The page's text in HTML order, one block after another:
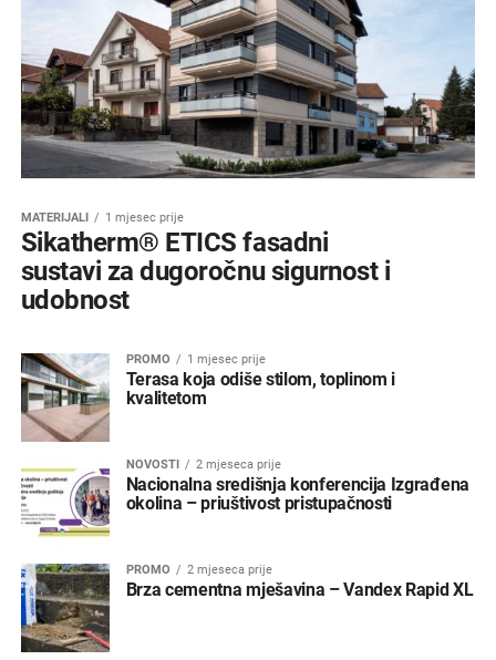
MATERIJALI 1 mjesec prije
Sikatherm® ETICS fasadni
sustavi za dugoročnu sigurnost i
udobnost
PROMO 1 mjesec prije
Terasa koja odiše stilom, toplinom i
kvalitetom
NOVOSTI 2 mjeseca prije
Nacionalna središnja konferencija Izgrađena
okolina – priuštivost pristupačnosti
PROMO 2 mjeseca prije
Brza cementna mješavina – Vandex Rapid XL